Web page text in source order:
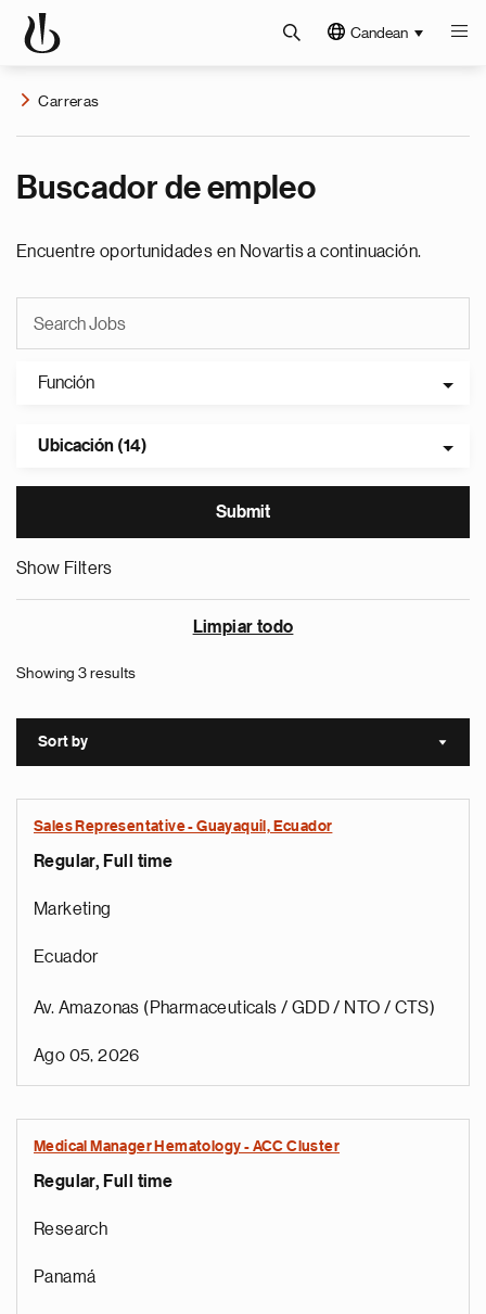
Candean
Carreras
Buscador de empleo
Encuentre oportunidades en Novartis a continuación.
Función
Ubicación (14)
Show Filters
Limpiar todo
Showing 3 results
Sort by Sort
Sales Representative - Guayaquil, Ecuador
Regular, Full time
Marketing
Ecuador
Av. Amazonas (Pharmaceuticals / GDD / NTO / CTS)
Ago 05, 2026
Medical Manager Hematology - ACC Cluster
Regular, Full time
Research
Panamá